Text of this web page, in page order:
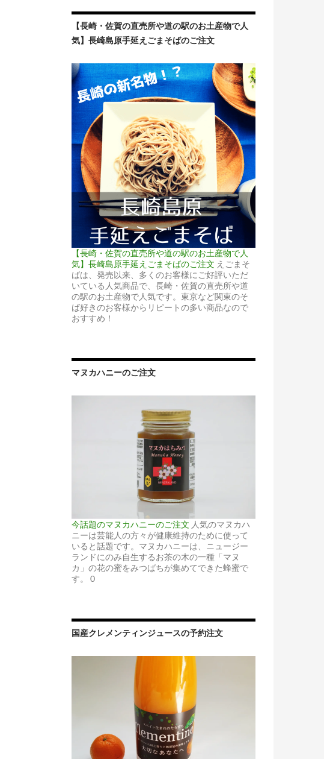
【長崎・佐賀の直売所や道の駅のお土産物で人
気】長崎島原手延えごまそばのご注文
【長崎・佐賀の直売所や道の駅のお土産物で人
気】長崎島原手延えごまそばのご注文 えごまそ
ばは、発売以来、多くのお客様にご好評いただ
いている人気商品で、長崎・佐賀の直売所や道
の駅のお土産物で人気です。東京など関東のそ
ば好きのお客様からリピートの多い商品なので
おすすめ！
マヌカハニーのご注文
今話題のマヌカハニーのご注文 人気のマヌカハ
ニーは芸能人の方々が健康維持のために使って
いると話題です。マヌカハニーは、ニュージー
ランドにのみ自生するお茶の木の一種「マヌ
カ」の花の蜜をみつばちが集めてできた蜂蜜で
す。 0
国産クレメンティンジュースの予約注文